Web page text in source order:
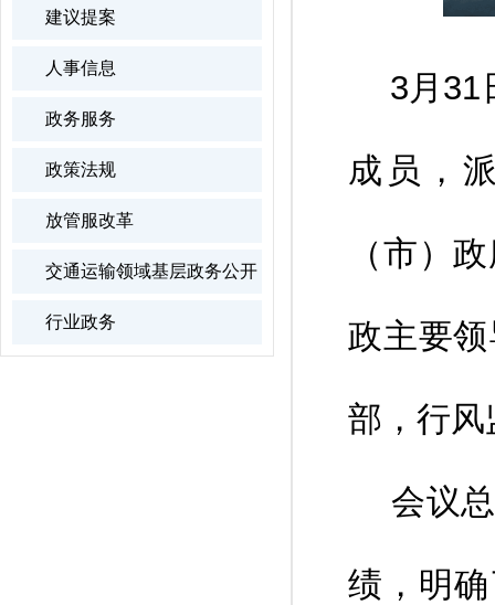
建议提案
人事信息
政务服务
政策法规
放管服改革
交通运输领域基层政务公开
行业政务
3月31
成员，
（市）
政主要
部，行风
会议总
绩，明